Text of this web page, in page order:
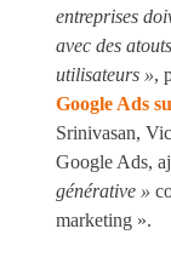
entreprises
avec des
utilisateurs »,
Google Ads
Srinivasan,
Google Ads,
générative »
marketing ».